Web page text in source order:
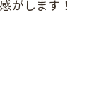
がします！